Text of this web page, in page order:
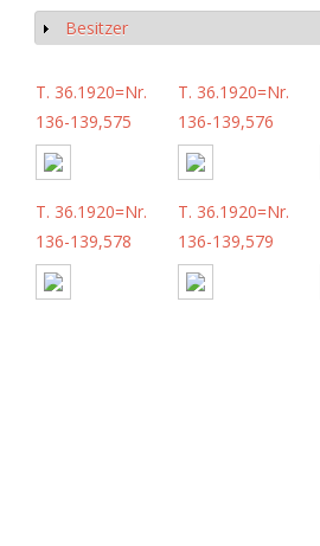
Show
Besitzer
T. 36.1920=Nr.
136-139,575
T. 36.1920=Nr.
136-139,576
T. 36.1920=Nr.
136-139,578
T. 36.1920=Nr.
136-139,579